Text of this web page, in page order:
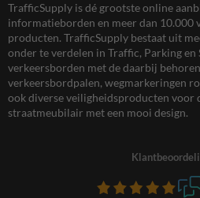
TrafficSupply is dé grootste online
informatieborden en meer dan 10.000
producten. TrafficSupply bestaat uit
onder te verdelen in Traffic, Parking en
verkeersborden met de daarbij
verkeersbordpalen, wegmarkeringen
ook diverse veiligheidsproducten voor
straatmeubilair met een mooi design.